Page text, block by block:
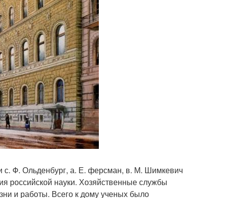
с. Ф. Ольденбург, а. Е. ферсман, в. М. Шимкевич
российской науки. Хозяйственные службы
и работы. Всего к дому ученых было